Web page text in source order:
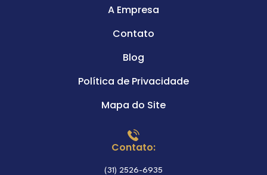
A Empresa
Contato
Blog
Política de Privacidade
Mapa do Site
Contato:
(31) 2526-6935